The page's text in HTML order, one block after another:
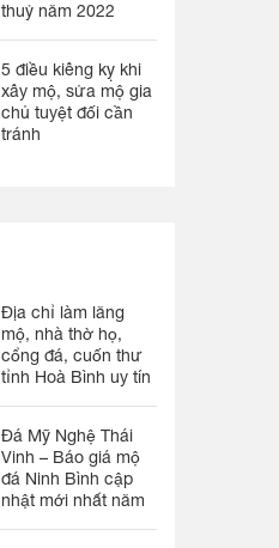
thuỷ năm 2022
5 điều kiêng kỵ khi
xây mộ, sửa mộ gia
chủ tuyệt đối cần
tránh
Địa chỉ làm lăng
mộ, nhà thờ họ,
cổng đá, cuốn thư
tỉnh Hoà Bình uy tín
Đá Mỹ Nghệ Thái
Vinh – Báo giá mộ
đá Ninh Bình cập
nhật mới nhất năm